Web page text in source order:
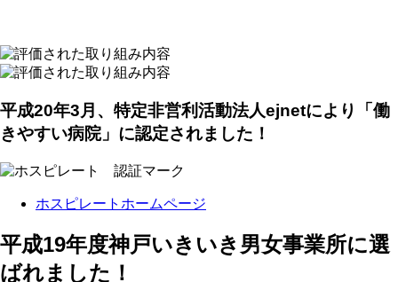
平成20年3月、特定非営利活動法人ejnetにより「働
きやすい病院」に認定されました！
ホスピレートホームページ
平成19年度神戸いきいき男女事業所に選
ばれました！